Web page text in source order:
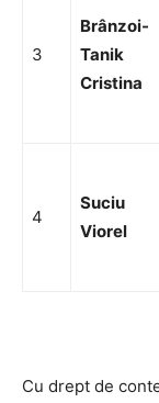
3
Brânzoi-
Tanik
Cristina
4
Suciu
Viorel
Cu drept de